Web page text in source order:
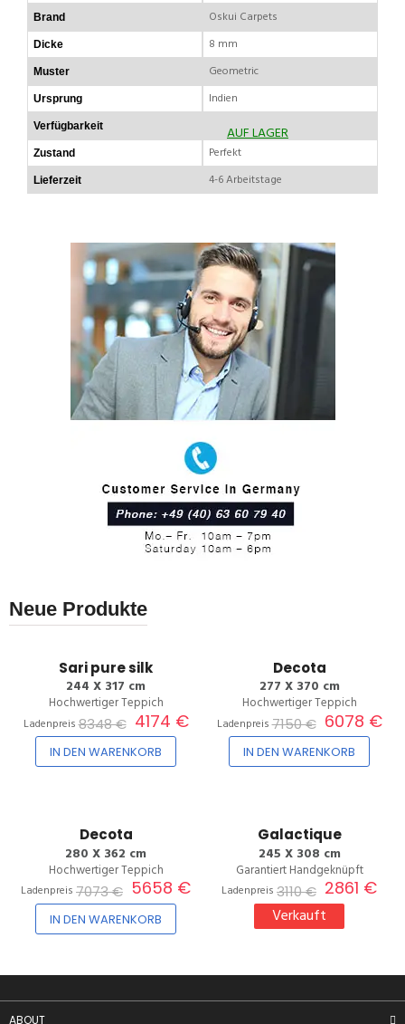
Brand Oskui Carpets
Dicke 8 mm
Muster Geometric
Ursprung Indien
Verfügbarkeit AUF LAGER
Zustand Perfekt
Lieferzeit 4-6 Arbeitstage
Neue Produkte
Sari pure silk
244 X 317 cm
Hochwertiger Teppich
Ladenpreis8348 € 4174 €
IN DEN WARENKORB
Decota
277 X 370 cm
Hochwertiger Teppich
Ladenpreis7150 € 6078 €
IN DEN WARENKORB
20%
Decota
280 X 362 cm
Hochwertiger Teppich
Ladenpreis 7073 € 5658 €
IN DEN WARENKORB
8%
Galactique
245 X 308 cm
Garantiert Handgeknüpft
Ladenpreis 3110 € 2861 €
Verkauft
ABOUT